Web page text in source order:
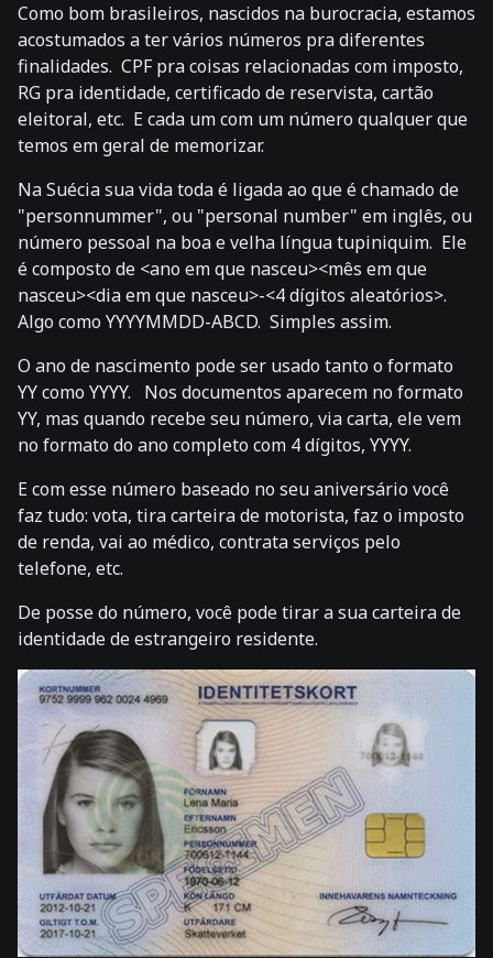
Como bom brasileiros, nascidos na burocracia, estamos
acostumados a ter vários números pra diferentes
finalidades. CPF pra coisas relacionadas com imposto,
RG pra identidade, certificado de reservista, cartão
eleitoral, etc. E cada um com um número qualquer que
temos em geral de memorizar.
Na Suécia sua vida toda é ligada ao que é chamado de
"personnummer", ou "personal number" em inglês, ou
número pessoal na boa e velha língua tupiniquim. Ele
é composto de <ano em que nasceu><mês em que
nasceu><dia em que nasceu>-<4 dígitos aleatórios>.
Algo como YYYYMMDD-ABCD. Simples assim.
O ano de nascimento pode ser usado tanto o formato
YY como YYYY. Nos documentos aparecem no formato
YY, mas quando recebe seu número, via carta, ele vem
no formato do ano completo com 4 dígitos, YYYY.
E com esse número baseado no seu aniversário você
faz tudo: vota, tira carteira de motorista, faz o imposto
de renda, vai ao médico, contrata serviços pelo
telefone, etc.
De posse do número, você pode tirar a sua carteira de
identidade de estrangeiro residente.